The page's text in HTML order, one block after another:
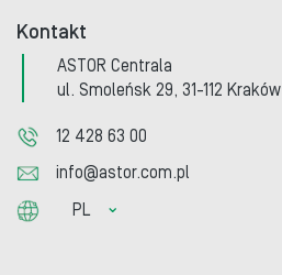
Kontakt
ASTOR Centrala
ul. Smoleńsk 29, 31-112 Kraków
12 428 63 00
info@astor.com.pl
PL